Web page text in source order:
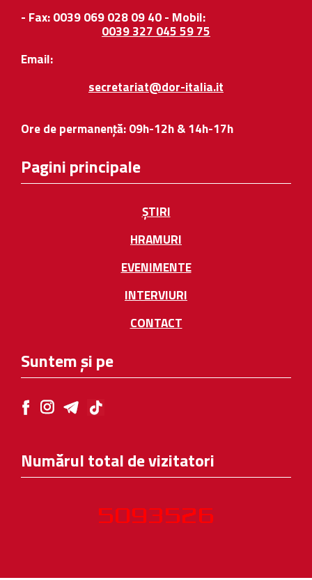
- Fax: 0039 069 028 09 40 - Mobil:
0039 327 045 59 75
Email:
secretariat@dor-italia.it
Ore de permanență: 09h-12h & 14h-17h
Pagini principale
ȘTIRI
HRAMURI
EVENIMENTE
INTERVIURI
CONTACT
Suntem și pe
Numărul total de vizitatori